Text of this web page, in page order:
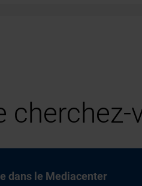
cherchez-
dans le Mediacenter